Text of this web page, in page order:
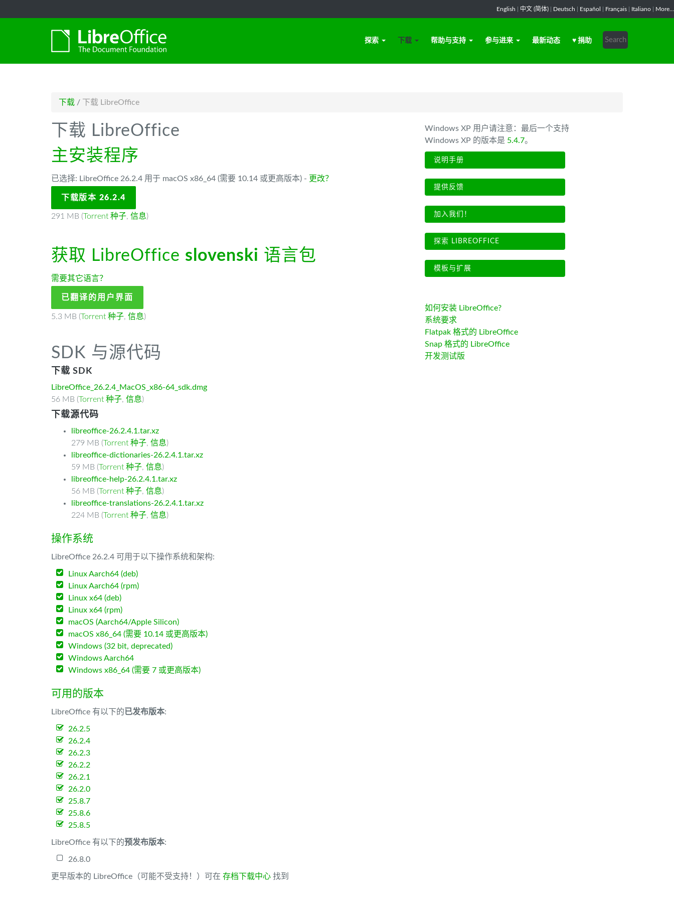
English 中文 (简体) Deutsch Español Français Italiano More...
探索 下载 帮助与支持 参与进来 最新动态 ♥ 捐助
下载 / 下载 LibreOffice
下载 LibreOffice
主安装程序
已选择: LibreOffice 26.2.4 用于 macOS x86_64 (需要 10.14 或更高版本) - 更改？
下载版本 26.2.4
291 MB (Torrent 种子, 信息)
获取 LibreOffice slovenski 语言包
需要其它语言？
已翻译的用户界面
5.3 MB (Torrent 种子, 信息)
SDK 与源代码
下载 SDK
LibreOffice_26.2.4_MacOS_x86-64_sdk.dmg
56 MB (Torrent 种子, 信息)
下载源代码
libreoffice-26.2.4.1.tar.xz
279 MB (Torrent 种子, 信息)
libreoffice-dictionaries-26.2.4.1.tar.xz
59 MB (Torrent 种子, 信息)
libreoffice-help-26.2.4.1.tar.xz
56 MB (Torrent 种子, 信息)
libreoffice-translations-26.2.4.1.tar.xz
224 MB (Torrent 种子, 信息)
操作系统
LibreOffice 26.2.4 可用于以下操作系统和架构:
Linux Aarch64 (deb)
Linux Aarch64 (rpm)
Linux x64 (deb)
Linux x64 (rpm)
macOS (Aarch64/Apple Silicon)
macOS x86_64 (需要 10.14 或更高版本)
Windows (32 bit, deprecated)
Windows Aarch64
Windows x86_64 (需要 7 或更高版本)
可用的版本
LibreOffice 有以下的已发布版本:
26.2.5
26.2.4
26.2.3
26.2.2
26.2.1
26.2.0
25.8.7
25.8.6
25.8.5
LibreOffice 有以下的预发布版本:
26.8.0
更早版本的 LibreOffice（可能不受支持！）可在 存档下载中心 找到
Windows XP 用户请注意：最后一个支持
Windows XP 的版本是 5.4.7。
说明手册
提供反馈
加入我们！
探索 LIBREOFFICE
模板与扩展
如何安装 LibreOffice?
系统要求
Flatpak 格式的 LibreOffice
Snap 格式的 LibreOffice
开发测试版